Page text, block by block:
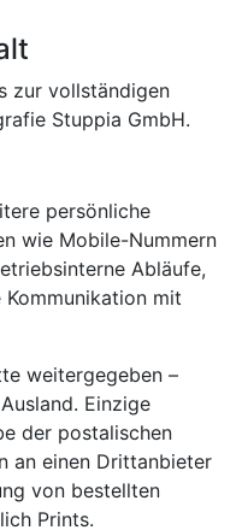
zur vollständigen
Stuppia GmbH.
persönliche
wie Mobile-Nummern
Abläufe,
mit
weitergegeben –
Einzige
der postalischen
an einen Drittanbieter
von bestellten
Prints.